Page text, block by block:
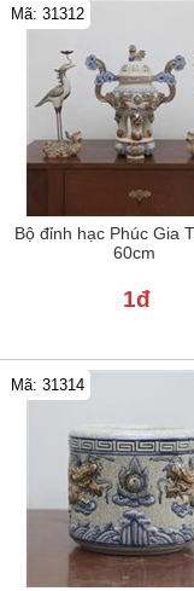
Bộ đỉnh hạc Phúc Gia
60cm
Mã: 31312
1đ
Mã: 31314